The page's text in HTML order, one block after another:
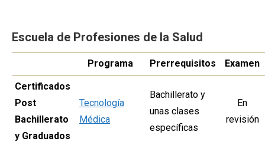
Escuela de Profesiones de la Salud
Programa Prerrequisitos Examen
Certificados
Post
Bachillerato
y Graduados
Tecnología
Médica
Bachillerato y
unas clases
específicas
En
revisión